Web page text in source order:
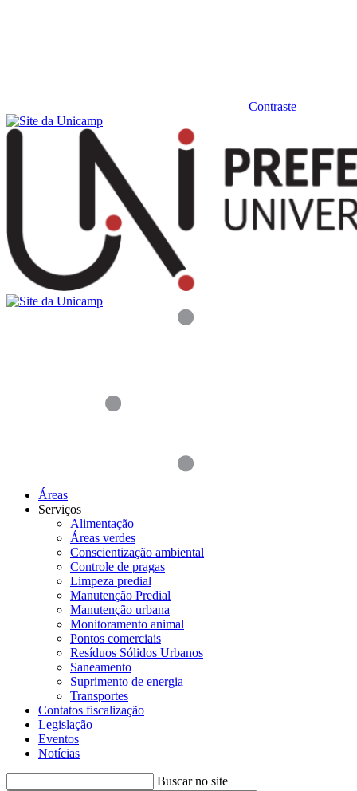
Contraste
Áreas
Serviços
Alimentação
Áreas verdes
Conscientização ambiental
Controle de pragas
Limpeza predial
Manutenção Predial
Manutenção urbana
Monitoramento animal
Pontos comerciais
Resíduos Sólidos Urbanos
Saneamento
Suprimento de energia
Transportes
Contatos fiscalização
Legislação
Eventos
Notícias
Buscar no site